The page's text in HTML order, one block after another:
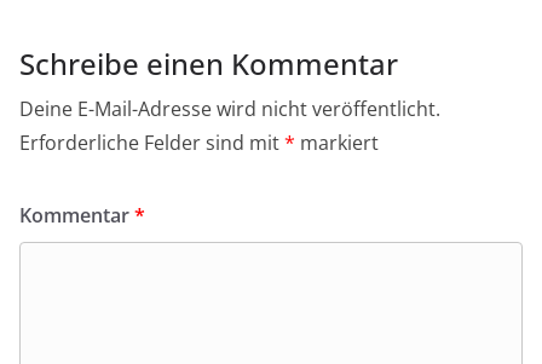
Schreibe einen Kommentar
Deine E-Mail-Adresse wird nicht veröffentlicht.
Erforderliche Felder sind mit* markiert
Kommentar*